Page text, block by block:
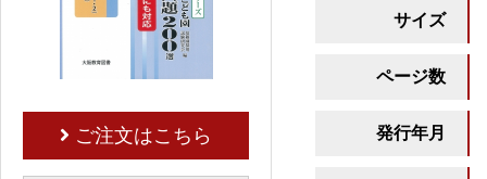
ご注文はこちら
サイズ
ページ数
発行年月